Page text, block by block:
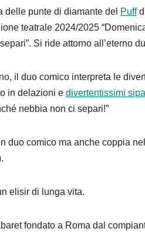
delle punte di diamante del Puff
teatrale 2024/2025
Si ride attorno all’eterno
il duo comico interpreta le
in delazioni e divertentissimi
nebbia non ci separi!”
duo comico ma anche coppia
elisir di lunga vita.
fondato a Roma dal